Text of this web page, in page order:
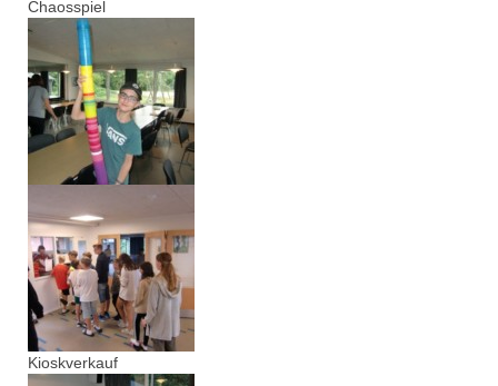
Chaosspiel
Kioskverkauf